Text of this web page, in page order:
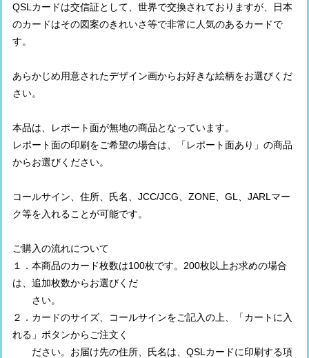
QSLカードは交信証として、世界で交換されておりますが、日本
のカードはその図案のきれいさ等で非常に人気のあるカードで
す。
あらかじめ用意されたデザイン画からお好きな絵柄をお選びくだ
さい。
本品は、レポート面が無地の商品となっています。
レポート面の印刷をご希望の場合は、「レポート面あり」の商品
からお選びください。
コールサイン、住所、氏名、JCC/JCG、ZONE、GL、JARLマー
ク等を入れることが可能です。
ご購入の流れについて
１．本商品のカード枚数は100枚です。200枚以上お求めの場合
は、追加枚数からお選びくだ
さい。
２．カードのサイズ、コールサインをご記入の上、「カートに入
れる」ボタンからご注文く
ださい。お届け先の住所、氏名は、QSLカードに印刷する項